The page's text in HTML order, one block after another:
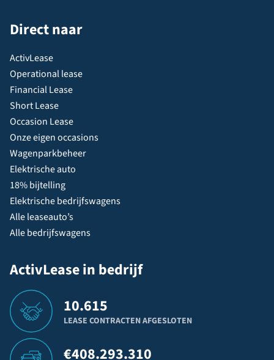
Direct naar
ActivLease
Operational lease
Financial Lease
Short Lease
Occasion Lease
Onze eigen occasions
Wagenparkbeheer
Elektrische auto
18% bijtelling
Elektrische bedrijfswagens
Alle leaseauto’s
Alle bedrijfswagens
ActivLease in bedrijf
10.615
LEASE CONTRACTEN AFGESLOTEN
€408.293.310